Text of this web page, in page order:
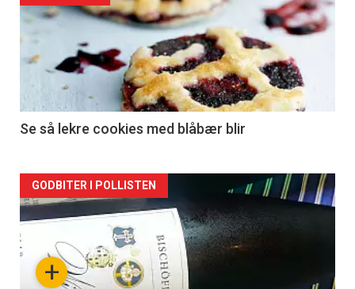
Se så lekre cookies med blåbær blir
Forsiden
akkurat
nå+
GODBITER I POLLISTEN